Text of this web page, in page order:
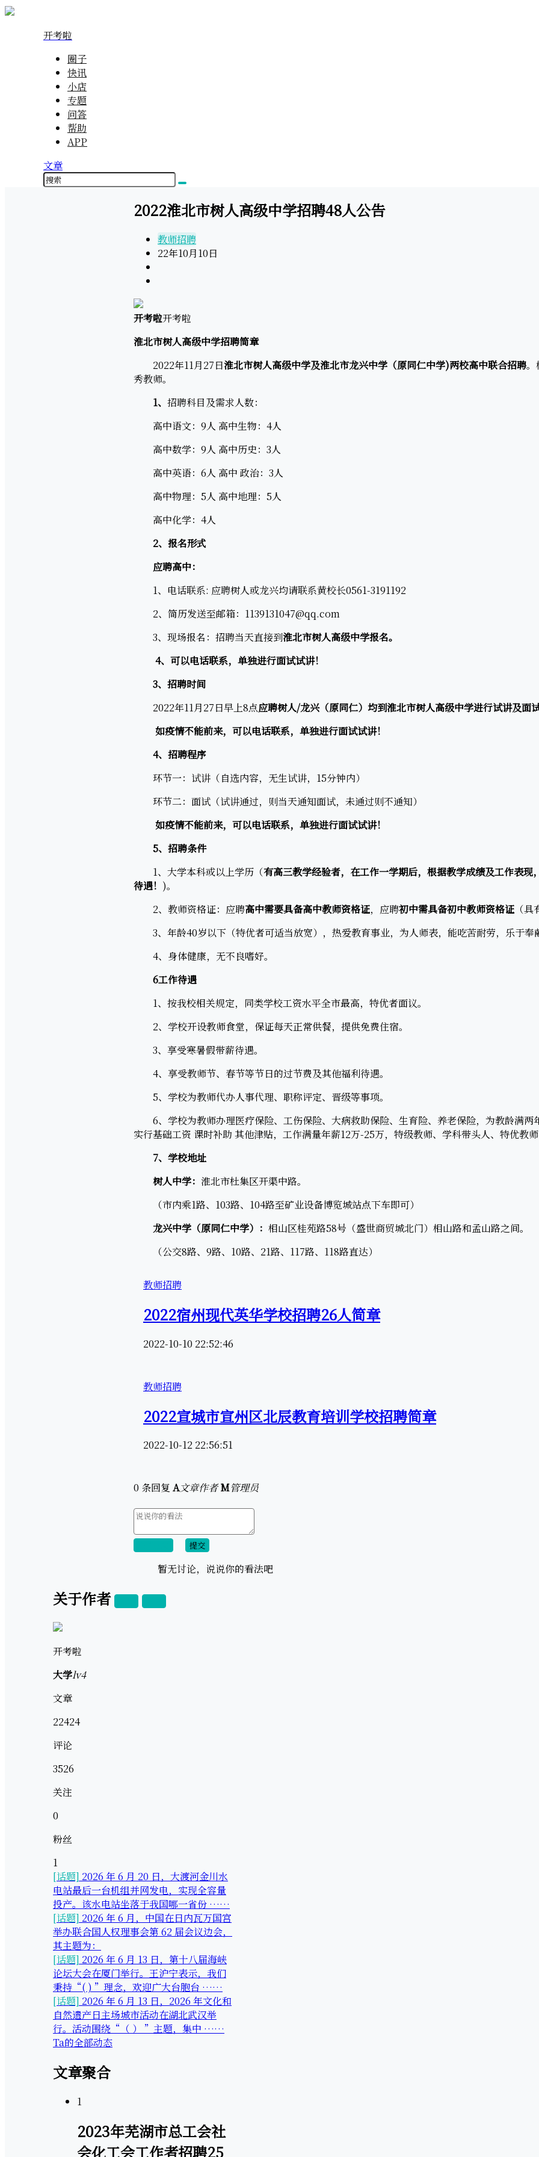
开考啦
圈子
快讯
小店
专题
问答
帮助
APP
文章
2022淮北市树人高级中学招聘48人公告
教师招聘
22年10月10日
开考啦开考啦
淮北市树人高级中学招聘简章
2022年11月27日淮北市树人高级中学及淮北市龙兴中学（原同仁中学)两校高中联合招聘。
秀教师。
1、 招聘科目及需求人数：
高中语文：9人 高中生物：4人
高中数学：9人 高中历史：3人
高中英语：6人 高中 政治：3人
高中物理：5人 高中地理：5人
高中化学：4人
2、 报名形式
应聘高中：
1、电话联系: 应聘树人或龙兴均请联系黄校长0561-3191192
2、简历发送至邮箱：1139131047@qq.com
3、现场报名：招聘当天直接到淮北市树人高级中学报名。
4、可以电话联系，单独进行面试试讲！
3、 招聘时间
2022年11月27日早上8点应聘树人/龙兴（原同仁）均到淮北市树人高级中学进行试讲及面
如疫情不能前来，可以电话联系，单独进行面试试讲！
4、 招聘程序
环节一：试讲（自选内容，无生试讲，15分钟内）
环节二：面试（试讲通过，则当天通知面试，未通过则不通知）
如疫情不能前来，可以电话联系，单独进行面试试讲！
5、 招聘条件
1、大学本科或以上学历（有高三教学经验者，在工作一学期后，根据教学成绩及工作表现
待遇！ )。
2、教师资格证：应聘高中需要具备高中教师资格证，应聘初中需具备初中教师资格证 （
3、年龄40岁以下（特优者可适当放宽），热爱教育事业，为人师表，能吃苦耐劳，乐于奉
4、身体健康，无不良嗜好。
6工作待遇
1、按我校相关规定，同类学校工资水平全市最高，特优者面议。
2、学校开设教师食堂，保证每天正常供餐，提供免费住宿。
3、享受寒暑假带薪待遇。
4、享受教师节、春节等节日的过节费及其他福利待遇。
5、学校为教师代办人事代理、职称评定、晋级等事项。
6、学校为教师办理医疗保险、工伤保险、大病救助保险、生育险、养老保险，为教龄满两
实行基础工资 课时补助 其他津贴，工作满量年薪12万-25万，特级教师、学科带头人、特优教
7、 学校地址
树人中学： 淮北市杜集区开渠中路。
（市内乘1路、103路、104路至矿业设备博览城站点下车即可）
龙兴中学（原同仁中学）： 相山区桂苑路58号（盛世商贸城北门）相山路和孟山路之间。
（公交8路、9路、10路、21路、117路、118路直达）
教师招聘
2022宿州现代英华学校招聘26人简章
2022-10-10 22:52:46
教师招聘
2022宣城市宣州区北辰教育培训学校招聘简章
2022-10-12 22:56:51
0 条回复 A文章作者 M管理员
提交
暂无讨论，说说你的看法吧
关于作者
开考啦
大学lv4
文章
22424
评论
3526
关注
0
粉丝
1
[话题] 2026 年 6 月 20 日，大渡河金川水
电站最后一台机组并网发电，实现全容量
投产。该水电站坐落于我国哪一省份 ……
[话题] 2026 年 6 月，中国在日内瓦万国宫
举办联合国人权理事会第 62 届会议边会，
其主题为：
[话题] 2026 年 6 月 13 日，第十八届海峡
论坛大会在厦门举行。王沪宁表示，我们
秉持“( ) ”理念，欢迎广大台胞台 ……
[话题] 2026 年 6 月 13 日，2026 年文化和
自然遗产日主场城市活动在湖北武汉举
行。活动围绕“（ ） ”主题，集中 ……
Ta的全部动态
文章聚合
1
2023年芜湖市总工会社
会化工会工作者招聘25